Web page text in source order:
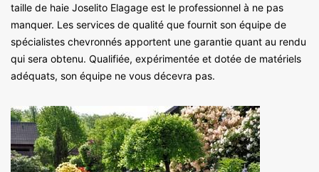
taille de haie Joselito Elagage est le professionnel à ne pas
manquer. Les services de qualité que fournit son équipe de
spécialistes chevronnés apportent une garantie quant au rendu
qui sera obtenu. Qualifiée, expérimentée et dotée de matériels
adéquats, son équipe ne vous décevra pas.